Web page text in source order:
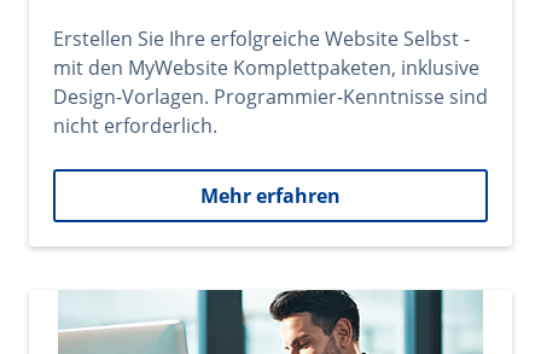
Erstellen Sie Ihre erfolgreiche Website Selbst -
mit den MyWebsite Komplettpaketen, inklusive
Design-Vorlagen. Programmier-Kenntnisse sind
nicht erforderlich.
Mehr erfahren